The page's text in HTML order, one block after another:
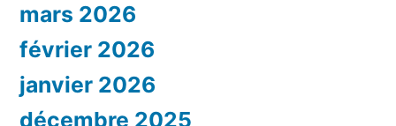
mars 2026
février 2026
janvier 2026
décembre 2025